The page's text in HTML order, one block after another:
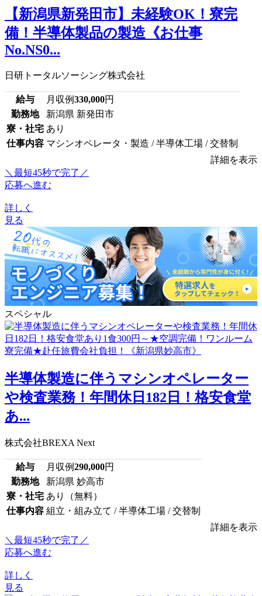
【新潟県新発田市】未経験OK！寮完
備！半導体製品の製造《お仕事
No.NS0...
日研トータルソーシング株式会社
給与 月収例330,000円
勤務地
新潟県 新発田市
寮・社宅 あり
仕事内容 マシンオペレータ・製造 / 半導体工場 / 交替制
詳細を表示
＼最短45秒で完了／
応募へ進む
詳しく
見る
スペシャル
半導体製造に伴うマシンオペレーター
や検査業務！年間休日182日！格安食堂
あ...
株式会社BREXA Next
給与 月収例290,000円
勤務地
新潟県 妙高市
寮・社宅 あり（無料）
仕事内容 組立・組み立て / 半導体工場 / 交替制
詳細を表示
＼最短45秒で完了／
応募へ進む
詳しく
見る